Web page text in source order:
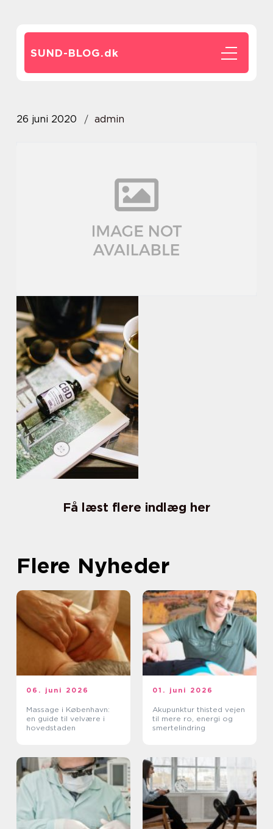
SUND-BLOG.dk
26 juni 2020 admin
Få læst flere indlæg her
Flere Nyheder
06. juni 2026
Massage i København:
en guide til velvære i
hovedstaden
01. juni 2026
Akupunktur thisted vejen
til mere ro, energi og
smertelindring